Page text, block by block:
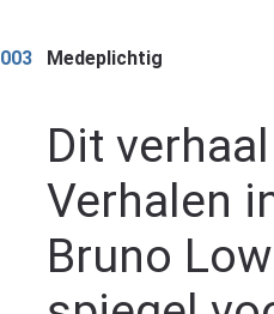
Medeplichtig
Dit
Verhalen
Bruno